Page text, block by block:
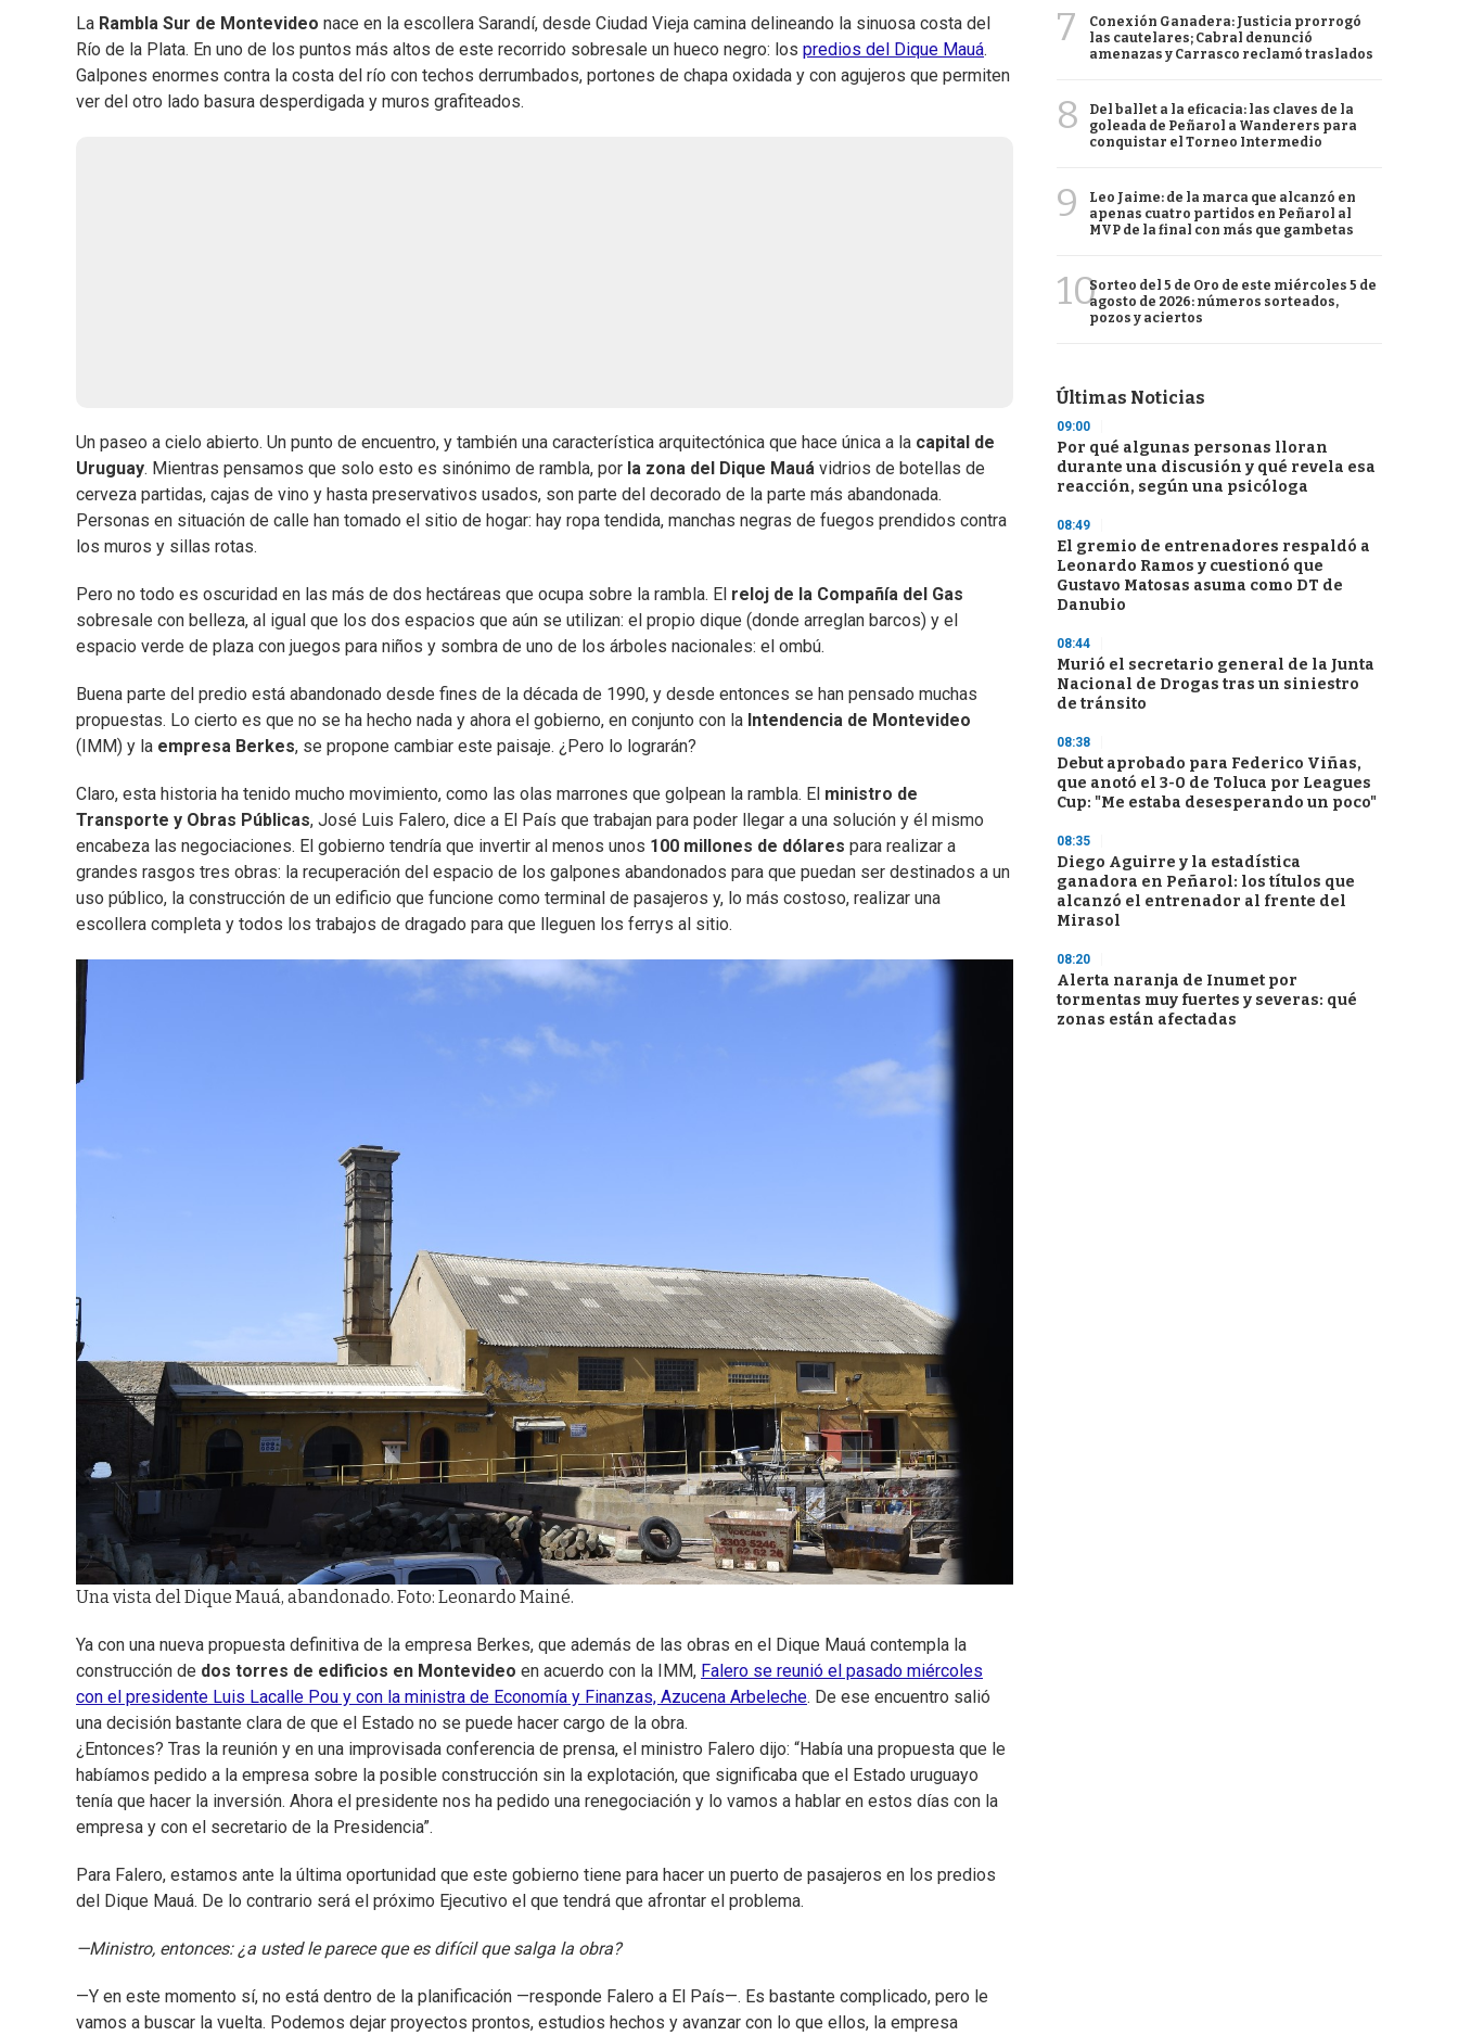
La Rambla Sur de Montevideo nace en la escollera Sarandí, desde Ciudad Vieja camina delineando la sinuosa costa del
Río de la Plata. En uno de los puntos más altos de este recorrido sobresale un hueco negro: los predios del Dique Mauá.
Galpones enormes contra la costa del río con techos derrumbados, portones de chapa oxidada y con agujeros que permiten
ver del otro lado basura desperdigada y muros grafiteados.
Un paseo a cielo abierto. Un punto de encuentro, y también una característica arquitectónica que hace única a la capital de
Uruguay. Mientras pensamos que solo esto es sinónimo de rambla, por la zona del Dique Mauá vidrios de botellas de
cerveza partidas, cajas de vino y hasta preservativos usados, son parte del decorado de la parte más abandonada.
Personas en situación de calle han tomado el sitio de hogar: hay ropa tendida, manchas negras de fuegos prendidos contra
los muros y sillas rotas.
Pero no todo es oscuridad en las más de dos hectáreas que ocupa sobre la rambla. El reloj de la Compañía del Gas
sobresale con belleza, al igual que los dos espacios que aún se utilizan: el propio dique (donde arreglan barcos) y el
espacio verde de plaza con juegos para niños y sombra de uno de los árboles nacionales: el ombú.
Buena parte del predio está abandonado desde fines de la década de 1990, y desde entonces se han pensado muchas
propuestas. Lo cierto es que no se ha hecho nada y ahora el gobierno, en conjunto con la Intendencia de Montevideo
(IMM) y la empresa Berkes, se propone cambiar este paisaje. ¿Pero lo lograrán?
Claro, esta historia ha tenido mucho movimiento, como las olas marrones que golpean la rambla. El ministro de
Transporte y Obras Públicas, José Luis Falero, dice a El País que trabajan para poder llegar a una solución y él mismo
encabeza las negociaciones. El gobierno tendría que invertir al menos unos 100 millones de dólares para realizar a
grandes rasgos tres obras: la recuperación del espacio de los galpones abandonados para que puedan ser destinados a un
uso público, la construcción de un edificio que funcione como terminal de pasajeros y, lo más costoso, realizar una
escollera completa y todos los trabajos de dragado para que lleguen los ferrys al sitio.
Una vista del Dique Mauá, abandonado. Foto: Leonardo Mainé.
Ya con una nueva propuesta definitiva de la empresa Berkes, que además de las obras en el Dique Mauá contempla la
construcción de dos torres de edificios en Montevideo en acuerdo con la IMM, Falero se reunió el pasado miércoles
con el presidente Luis Lacalle Pou y con la ministra de Economía y Finanzas, Azucena Arbeleche. De ese encuentro salió
una decisión bastante clara de que el Estado no se puede hacer cargo de la obra.
¿Entonces? Tras la reunión y en una improvisada conferencia de prensa, el ministro Falero dijo: “Había una propuesta que le
habíamos pedido a la empresa sobre la posible construcción sin la explotación, que significaba que el Estado uruguayo
tenía que hacer la inversión. Ahora el presidente nos ha pedido una renegociación y lo vamos a hablar en estos días con la
empresa y con el secretario de la Presidencia”.
Para Falero, estamos ante la última oportunidad que este gobierno tiene para hacer un puerto de pasajeros en los predios
del Dique Mauá. De lo contrario será el próximo Ejecutivo el que tendrá que afrontar el problema.
—Ministro, entonces: ¿a usted le parece que es difícil que salga la obra?
—Y en este momento sí, no está dentro de la planificación —responde Falero a El País—. Es bastante complicado, pero le
vamos a buscar la vuelta. Podemos dejar proyectos prontos, estudios hechos y avanzar con lo que ellos, la empresa
7
Conexión Ganadera: Justicia prorrogó
las cautelares; Cabral denunció
amenazas y Carrasco reclamó traslados
8
Del ballet a la eficacia: las claves de la
goleada de Peñarol a Wanderers para
conquistar el Torneo Intermedio
9
Leo Jaime: de la marca que alcanzó en
apenas cuatro partidos en Peñarol al
MVP de la final con más que gambetas
10Sorteo del 5 de Oro de este miércoles 5 de
agosto de 2026: números sorteados,
pozos y aciertos
Últimas Noticias
09:00
Por qué algunas personas lloran
durante una discusión y qué revela esa
reacción, según una psicóloga
08:49
El gremio de entrenadores respaldó a
Leonardo Ramos y cuestionó que
Gustavo Matosas asuma como DT de
Danubio
08:44
Murió el secretario general de la Junta
Nacional de Drogas tras un siniestro
de tránsito
08:38
Debut aprobado para Federico Viñas,
que anotó el 3-0 de Toluca por Leagues
Cup: "Me estaba desesperando un poco"
08:35
Diego Aguirre y la estadística
ganadora en Peñarol: los títulos que
alcanzó el entrenador al frente del
Mirasol
08:20
Alerta naranja de Inumet por
tormentas muy fuertes y severas: qué
zonas están afectadas